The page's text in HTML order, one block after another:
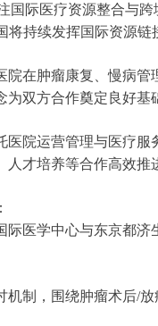
国际医疗资源整合与
持续发挥国际资源
在肿瘤康复、慢病
双方合作奠定良好
医院运营管理与医疗
才培养等合作高效推
医学中心与东京都
制，围绕肿瘤术后/